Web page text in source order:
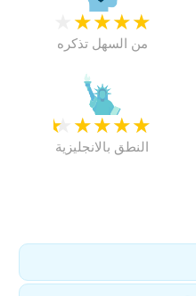
★
★
★
★
من السهل تذكره
★
★
★
★
★
النطق بالانجليزية